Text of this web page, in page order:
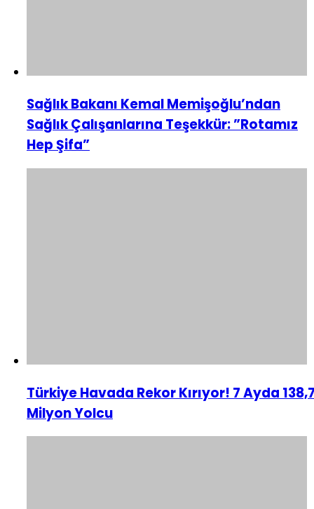
Sağlık Bakanı Kemal Memişoğlu’ndan
Sağlık Çalışanlarına Teşekkür: ”Rotamız
Hep Şifa”
Türkiye Havada Rekor Kırıyor! 7 Ayda
Milyon Yolcu